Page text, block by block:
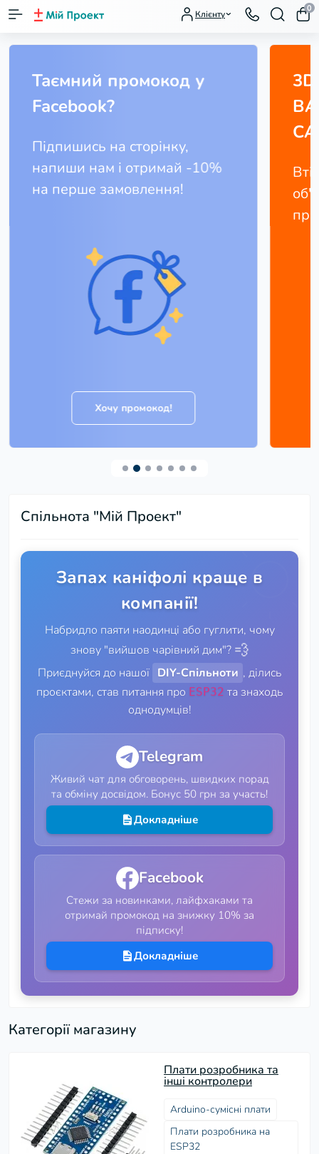
Клієнту
0
Таємний промокод у
Facebook?
Підпишись на сторінку,
напиши нам і отримай -10%
на перше замовлення!
Хочу промокод!
Спільнота "Мій Проект"
Запах каніфолі краще в
компанії!
Набридло паяти наодинці або гуглити, чому
знову "вийшов чарівний дим"? 💨
Приєднуйся до нашої DIY-Спільноти , ділись
проєктами, став питання про ESP32 та знаходь
однодумців!
Telegram
Живий чат для обговорень, швидких порад
та обміну досвідом. Бонус 50 грн за участь!
Докладніше
Facebook
Стежи за новинками, лайфхаками та
отримай промокод на знижку 10% за
підписку!
Докладніше
Категорії магазину
Плати розробника та
інші контролери
Arduino-сумісні плати
Плати розробника на
ESP32